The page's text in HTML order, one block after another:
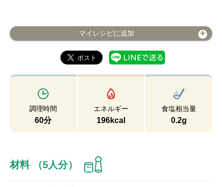
マイレシピに追加
調理時間
60分
エネルギー
196kcal
食塩相当量
0.2g
材料 （5人分）